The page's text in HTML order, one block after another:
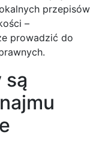
przepisów
–
prowadzić do
są